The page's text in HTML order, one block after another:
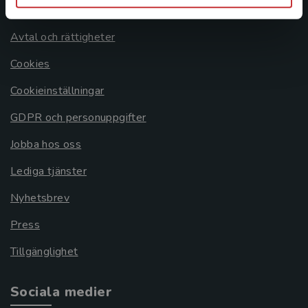
Om oss
Avtal och rättigheter
Cookies
Cookieinställningar
GDPR och personuppgifter
Jobba hos oss
Lediga tjänster
Nyhetsbrev
Press
Tillgänglighet
Sociala medier